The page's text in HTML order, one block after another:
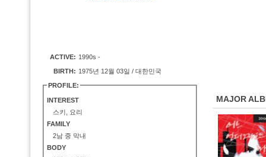
ACTIVE: 1990s -
BIRTH: 1975년 12월 03일 / 대한민국
PROFILE:
INTEREST
스키, 요리
FAMILY
2남 중 막내
BODY
MAJOR